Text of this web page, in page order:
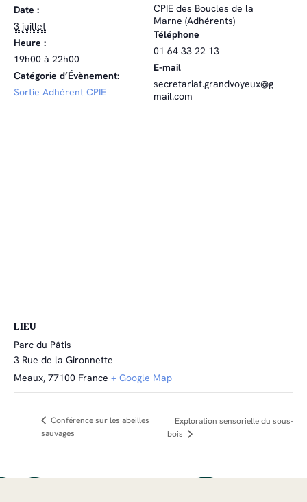
Date :
3 juillet
Heure :
19h00 à 22h00
Catégorie d’Évènement:
Sortie Adhérent CPIE
CPIE des Boucles de la
Marne (Adhérents)
Téléphone
01 64 33 22 13
E-mail
secretariat.grandvoyeux@g
mail.com
LIEU
Parc du Pâtis
3 Rue de la Gironnette
Meaux, 77100 France + Google Map
Conférence sur les abeilles
sauvages
Exploration sensorielle du sous-
bois